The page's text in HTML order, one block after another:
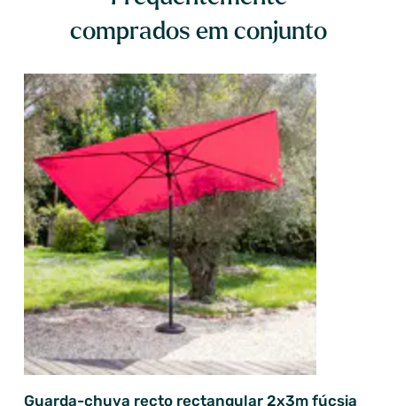
comprados em conjunto
Guarda-chuva recto rectangular 2x3m fúcsia